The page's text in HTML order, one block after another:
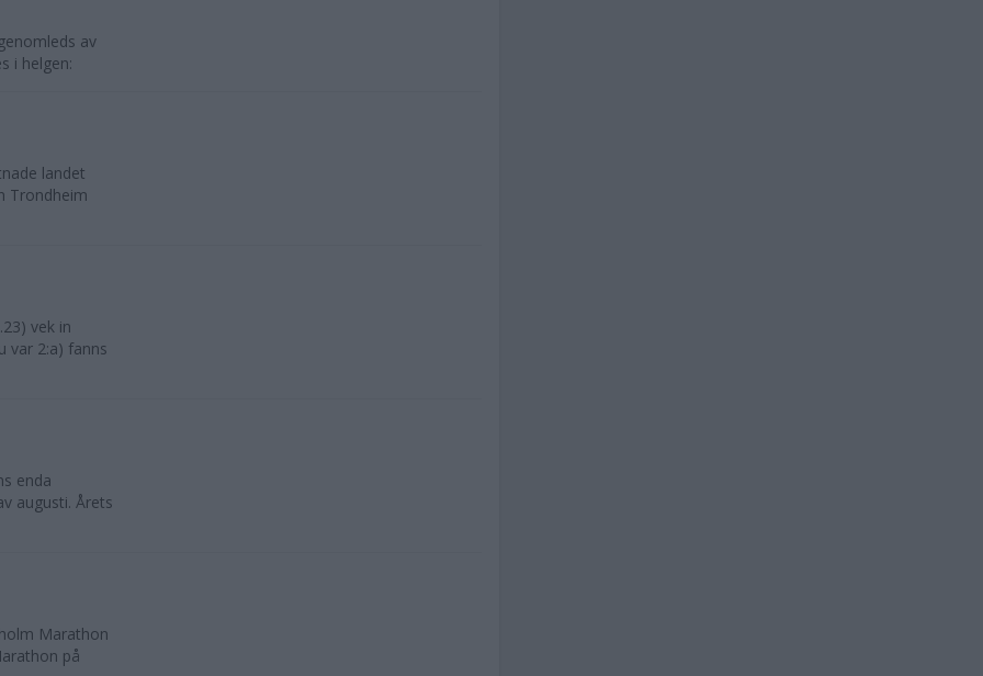
av
i helgen:
landet
Trondheim
vek in
var 2:a) fanns
enda
augusti. Årets
Marathon
på